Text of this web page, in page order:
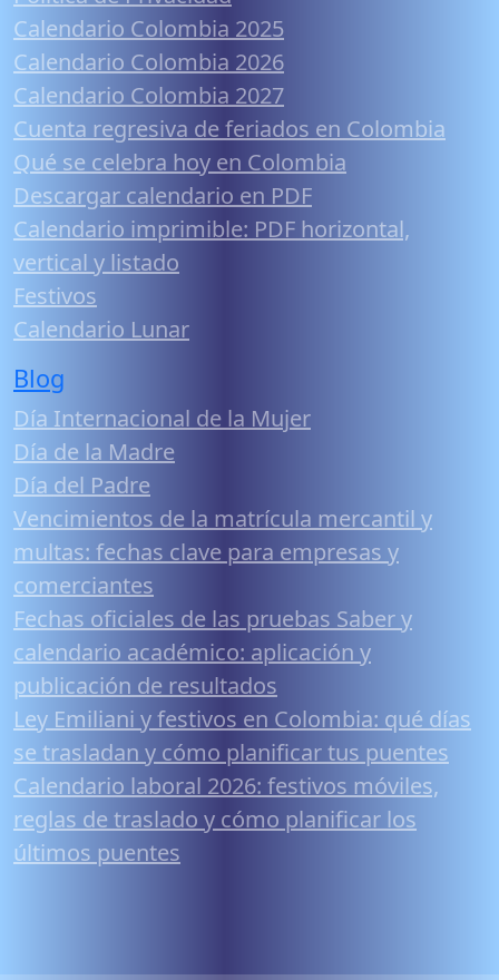
Calendario Colombia 2025
Calendario Colombia 2026
Calendario Colombia 2027
Cuenta regresiva de feriados en Colombia
Qué se celebra hoy en Colombia
Descargar calendario en PDF
Calendario imprimible: PDF horizontal,
vertical y listado
Festivos
Calendario Lunar
Blog
Día Internacional de la Mujer
Día de la Madre
Día del Padre
Vencimientos de la matrícula mercantil y
multas: fechas clave para empresas y
comerciantes
Fechas oficiales de las pruebas Saber y
calendario académico: aplicación y
publicación de resultados
Ley Emiliani y festivos en Colombia: qué días
se trasladan y cómo planificar tus puentes
Calendario laboral 2026: festivos móviles,
reglas de traslado y cómo planificar los
últimos puentes